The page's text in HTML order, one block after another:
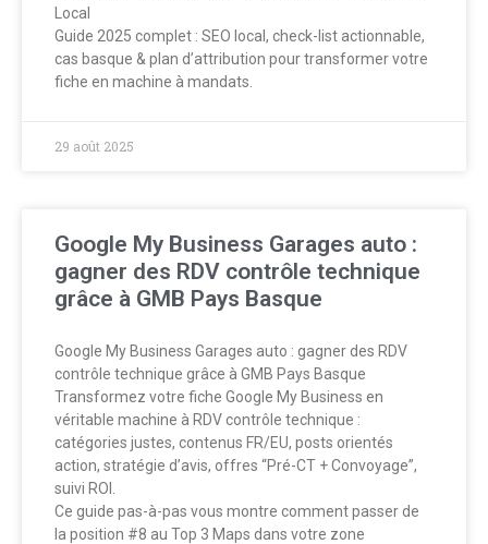
Local
Guide 2025 complet : SEO local, check-list actionnable,
cas basque & plan d’attribution pour transformer votre
fiche en machine à mandats.
29 août 2025
Google My Business Garages auto :
gagner des RDV contrôle technique
grâce à GMB Pays Basque
Google My Business Garages auto : gagner des RDV
contrôle technique grâce à GMB Pays Basque
Transformez votre fiche Google My Business en
véritable machine à RDV contrôle technique :
catégories justes, contenus FR/EU, posts orientés
action, stratégie d’avis, offres “Pré-CT + Convoyage”,
suivi ROI.
Ce guide pas-à-pas vous montre comment passer de
la position #8 au Top 3 Maps dans votre zone